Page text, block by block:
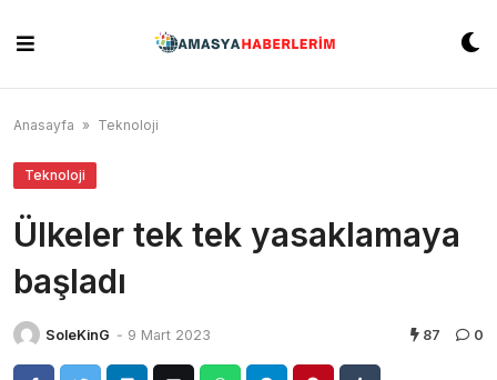
content
Anasayfa » Teknoloji
Teknoloji
Ülkeler tek tek yasaklamaya
başladı
SoleKinG - 9 Mart 2023 87 0